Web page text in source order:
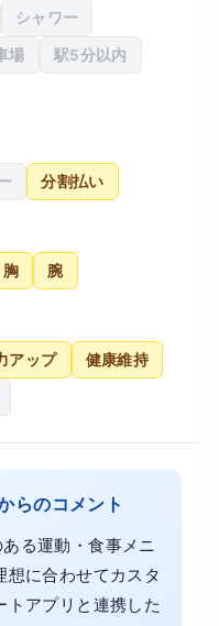
シャワー
場 駅5分以内
分割払い
胸 腕
アップ 健康維持
らのコメント
る運動・食事メニ
想に合わせてカスタ
トアプリと連携した